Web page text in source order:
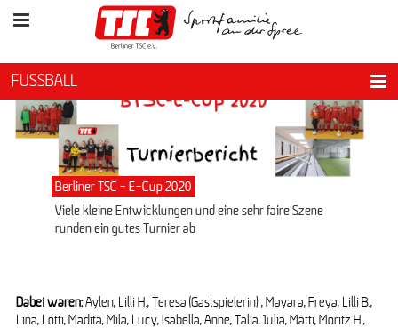
FUSSBALL
Berliner TSC - E-Cup 2020
Viele kleine Entwicklungen und eine sehr faire Szene
runden ein gutes Turnier ab
Dabei waren:Aylen, Lilli H., Teresa (Gastspielerin) , Mayara, Freya, Lilli B.,
Lina, Lotti, Madita, Mila, Lucy, Isabella, Anne, Talia, Julia, Matti, Moritz H.,